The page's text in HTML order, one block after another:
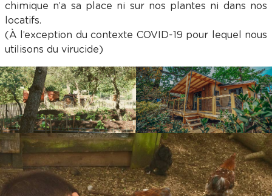
chimique n’a sa place ni sur nos plantes ni dans nos
locatifs.
(À l’exception du contexte COVID-19 pour lequel nous
utilisons du virucide)